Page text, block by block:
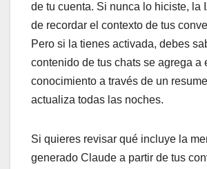
de tu cuenta. Si nunca lo hiciste, la
de recordar el contexto de tus
Pero si la tienes activada, debes
contenido de tus chats se agrega a
conocimiento a través de un
actualiza todas las noches.
Si quieres revisar qué incluye la
generado Claude a partir de tus